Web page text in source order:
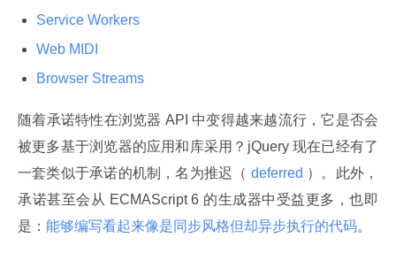
Service Workers
Web MIDI
Browser Streams
随着承诺特性在浏览器 API 中变得越来越流行，它是否会
被更多基于浏览器的应用和库采用？jQuery 现在已经有了
一套类似于承诺的机制，名为推迟（ deferred ）。此外，
承诺甚至会从 ECMAScript 6 的生成器中受益更多，也即
是： 能够编写看起来像是同步风格但却异步执行的代码。